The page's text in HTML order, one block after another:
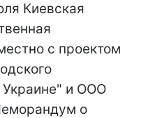
Киевская
с проектом
Украине" и ООО
о